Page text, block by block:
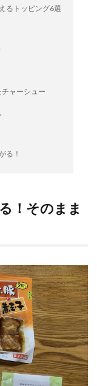
るトッピング6選
ャーシュー
る！
！そのまま
スープ
品のはなし』
食品豆知識
ドン
ち水餃子